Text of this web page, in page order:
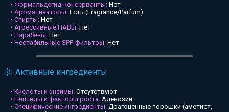
• Формальдегид-консерванты: Нет
• Ароматизаторы: Есть (Fragrance/Parfum)
• Спирты: Нет
• Агрессивные ПАВы: Нет
• Парабены: Нет
• Нестабильные SPF-фильтры: Нет
🧬 Активные ингредиенты
• Кислоты и энзимы: Отсутствуют
• Пептиды и факторы роста: Аденозин
• Специфические ингредиенты: Драгоценные порошки (аметист,